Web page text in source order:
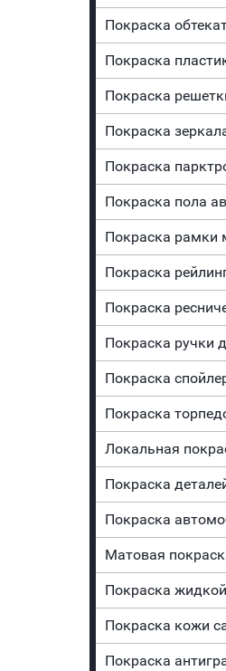
Покраска
Покраска
Покраска
Покраска
Покраска
Покраска пола
Покраска рамки
Покраска
Покраска
Покраска ручки
Покраска
Покраска
Локальная
Покраска
Покраска
Матовая
Покраска
Покраска кожи
Покраска